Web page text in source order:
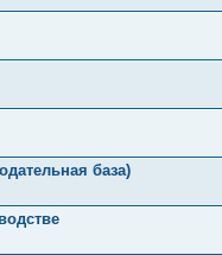
база)